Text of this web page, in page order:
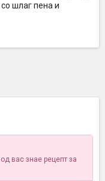
шлаг пена и
вас знае рецепт за